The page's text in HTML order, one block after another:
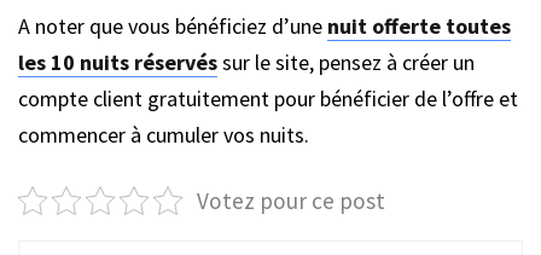
A noter que vous bénéficiez d’une nuit offerte toutes
les 10 nuits réservéssur le site, pensez à créer un
compte client gratuitement pour bénéficier de l’offre et
commencer à cumuler vos nuits.
Votez pour ce post